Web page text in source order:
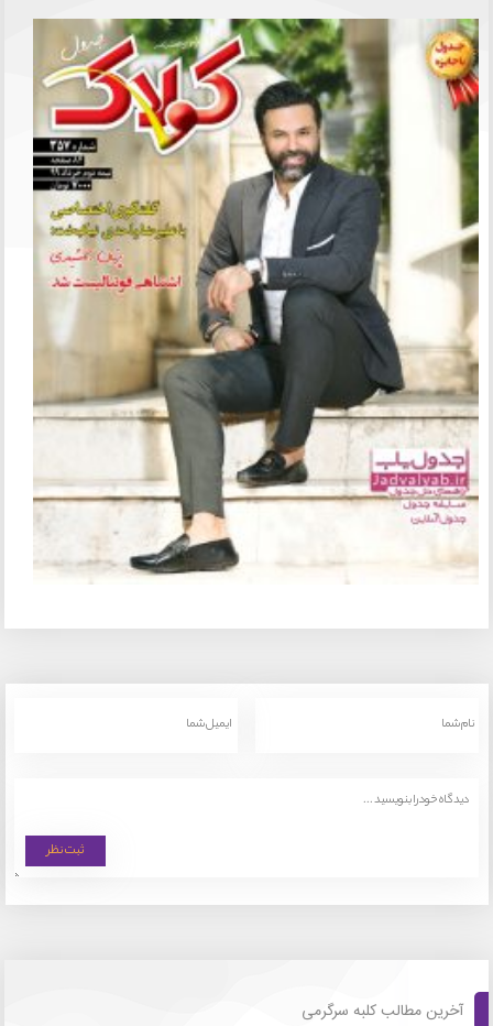
آخرین مطالب کلبه سرگرمی